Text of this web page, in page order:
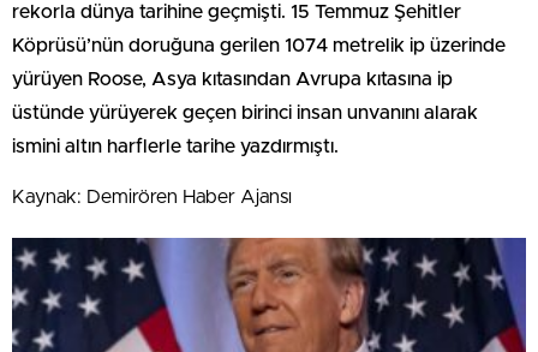
rekorla dünya tarihine geçmişti. 15 Temmuz Şehitler
Köprüsü’nün doruğuna gerilen 1074 metrelik ip üzerinde
yürüyen Roose, Asya kıtasından Avrupa kıtasına ip
üstünde yürüyerek geçen birinci insan unvanını alarak
ismini altın harflerle tarihe yazdırmıştı.
Kaynak: Demirören Haber Ajansı